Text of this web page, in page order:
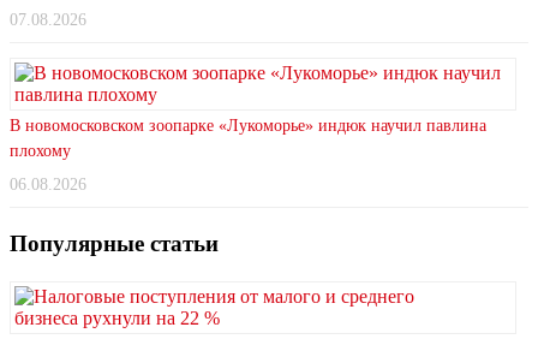
07.08.2026
В новомосковском зоопарке «Лукоморье» индюк научил павлина
плохому
06.08.2026
Популярные статьи